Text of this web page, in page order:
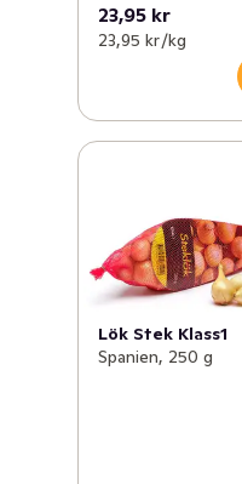
23,95 kr
23,95 kr /kg
Lök Stek Klass1
Spanien, 250 g